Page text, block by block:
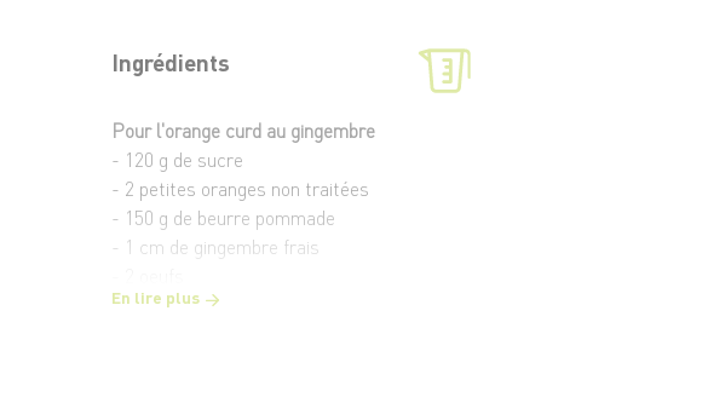
Ingrédients
Pour l'orange curd au gingembre
- 120 g de sucre
- 2 petites oranges non traitées
- 150 g de beurre pommade
- 1 cm de gingembre frais
En lire plus